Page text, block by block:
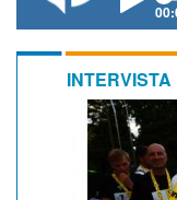
INTERVISTA